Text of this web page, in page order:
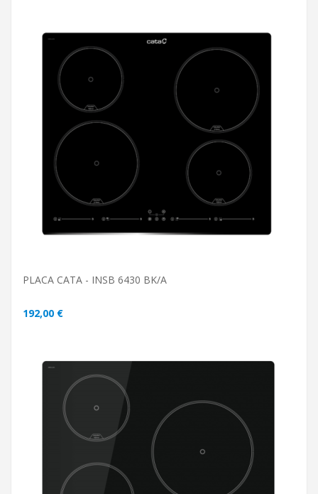
ADICIONAR AO CARRINHO
PLACA CATA - INSB 6430 BK/A
192,00 €
ADICIONAR AO CARRINHO